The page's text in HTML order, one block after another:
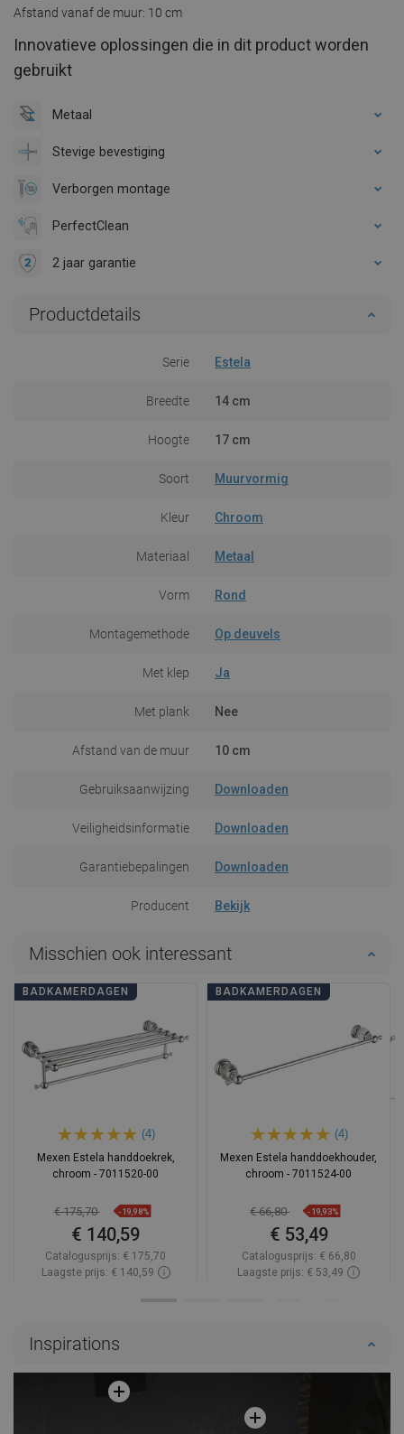
Afstand vanaf de muur: 10 cm
Innovatieve oplossingen die in dit product worden
gebruikt
Metaal
Stevige bevestiging
Verborgen montage
PerfectClean
2 jaar garantie
Productdetails
Serie Estela
Breedte 14 cm
Hoogte 17 cm
Soort Muurvormig
Kleur Chroom
Materiaal Metaal
Vorm Rond
Montagemethode Op deuvels
Met klep Ja
Met plank Nee
Afstand van de muur 10 cm
Gebruiksaanwijzing Downloaden
Veiligheidsinformatie Downloaden
Garantiebepalingen Downloaden
Producent Bekijk
Misschien ook interessant
BADKAMERDAGEN
(4)
Mexen Estela handdoekrek,
chroom - 7011520-00
€ 175,70 -19,98%
€ 140,59
Catalogusprijs: € 175,70
Laagste prijs: € 140,59
BADKAMERDAGEN
(4)
Mexen Estela handdoekhouder,
chroom - 7011524-00
€ 66,80 -19,93%
€ 53,49
Catalogusprijs: € 66,80
Laagste prijs: € 53,49
Inspirations